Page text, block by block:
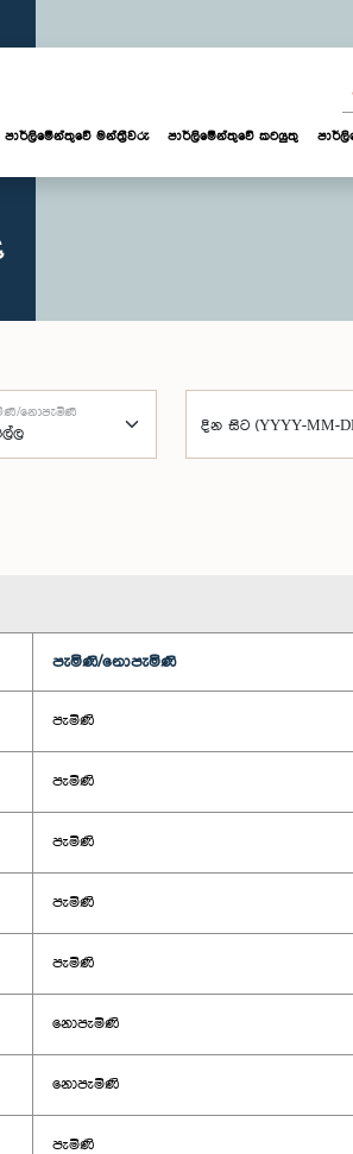
පාර්ලි‌මේන්තුවේ මන්ත්‍රීවරු පාර්ලිමේන්තුවේ කටයුතු
නොපැමිණි
දින සිට (YYYY-MM-
පැමිණි/නොපැමිණි
පැමිණි
පැමිණි
පැමිණි
පැමිණි
පැමිණි
නොපැමිණි
නොපැමිණි
පැමිණි